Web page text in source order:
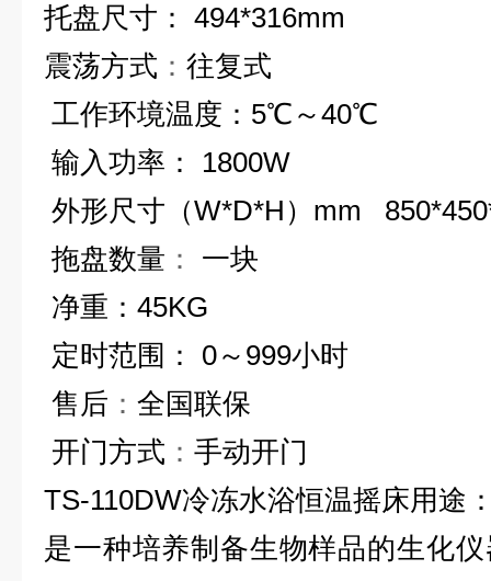
托盘尺寸 ： 494*316mm
震荡方式 ： 往复式
工作环境温度 ：5℃ ～40℃
输入功率 ： 1800W
外形尺寸（W*D*H ） mm
拖盘数量 ： 一块
净重 ：45KG
定时范围 ： 0～ 999小时
售后 ： 全国联保
开门方式 ： 手动开门
TS-110DW冷冻水浴恒温摇床用途
是一种培养制备生物样品的生化